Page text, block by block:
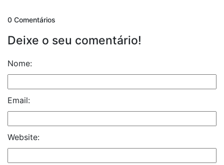
0 Comentários
Deixe o seu comentário!
Nome:
Email:
Website: